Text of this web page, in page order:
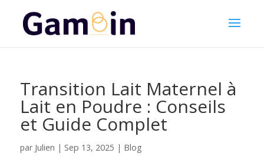
Transition Lait Maternel à
Lait en Poudre : Conseils
et Guide Complet
par Julien | Sep 13, 2025 | Blog